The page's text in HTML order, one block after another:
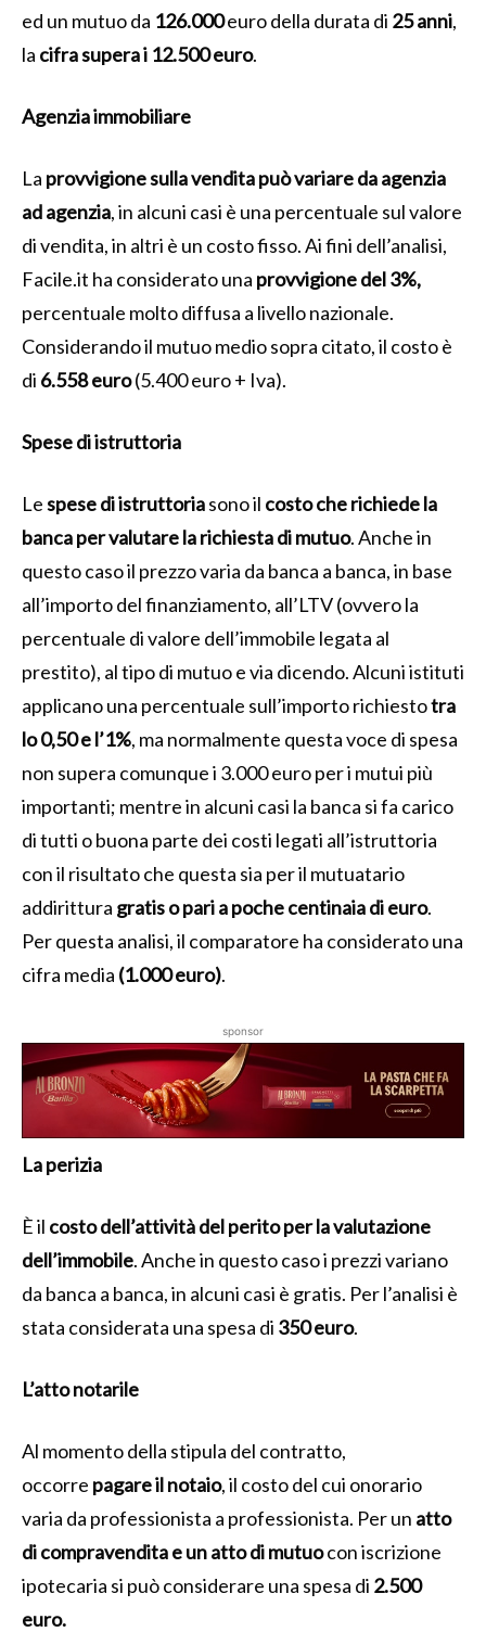
ed un mutuo da 126.000euro della durata di 25 anni,
la cifra supera i 12.500 euro.
Agenzia immobiliare
La provvigione sulla vendita può variare da agenzia
ad agenzia, in alcuni casi è una percentuale sul valore
di vendita, in altri è un costo fisso. Ai fini dell’analisi,
Facile.it ha considerato una provvigione del 3%,
percentuale molto diffusa a livello nazionale.
Considerando il mutuo medio sopra citato, il costo è
di 6.558 euro(5.400 euro + Iva).
Spese di istruttoria
Lespese di istruttoriasono il costo che richiede la
banca per valutare la richiesta di mutuo. Anche in
questo caso il prezzo varia da banca a banca, in base
all’importo del finanziamento, all’LTV (ovvero la
percentuale di valore dell’immobile legata al
prestito), al tipo di mutuo e via dicendo. Alcuni istituti
applicano una percentuale sull’importo richiestotra
lo 0,50 e l’1%, ma normalmente questa voce di spesa
non supera comunque i 3.000 euro per i mutui più
importanti; mentre in alcuni casi la banca si fa carico
di tutti o buona parte dei costi legati all’istruttoria
con il risultato che questa sia per il mutuatario
addirittura gratis o pari a poche centinaia di euro.
Per questa analisi, il comparatore ha considerato una
cifra media (1.000 euro).
sponsor
La perizia
È il costo dell’attività del perito per la valutazione
dell’immobile. Anche in questo caso i prezzi variano
da banca a banca, in alcuni casi è gratis. Per l’analisi è
stata considerata una spesa di 350 euro.
L’atto notarile
Al momento della stipula del contratto,
occorre pagare il notaio, il costo del cui onorario
varia da professionista a professionista. Per un atto
di compravendita e un atto di mutuocon iscrizione
ipotecaria si può considerare una spesa di 2.500
euro.